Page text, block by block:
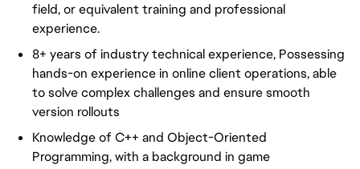
field, or equivalent training and professional
experience.
8+ years of industry technical experience, Possessing
hands-on experience in online client operations, able
to solve complex challenges and ensure smooth
version rollouts
Knowledge of C++ and Object-Oriented
Programming, with a background in game